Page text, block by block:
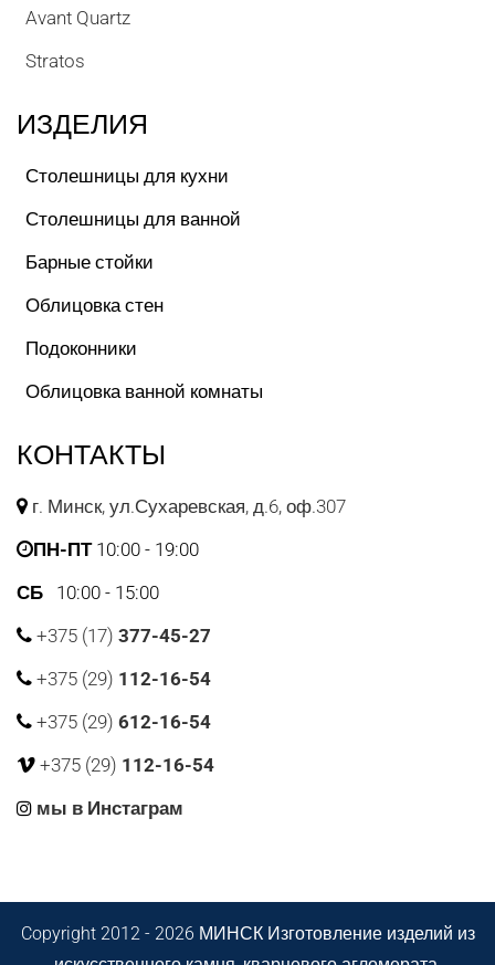
Avant Quartz
Stratos
ИЗДЕЛИЯ
Столешницы для кухни
Столешницы для ванной
Барные стойки
Облицовка стен
Подоконники
Облицовка ванной комнаты
КОНТАКТЫ
г. Минск, ул.Сухаревская, д.6, оф.307
ПН-ПТ10:00 - 19:00
СБ
10:00 - 15:00
+375 (17) 377-45-27
+375 (29) 112-16-54
+375 (29) 612-16-54
+375 (29) 112-16-54
мы в Инстаграм
Copyright 2012 - 2026 МИНСК Изготовление изделий из